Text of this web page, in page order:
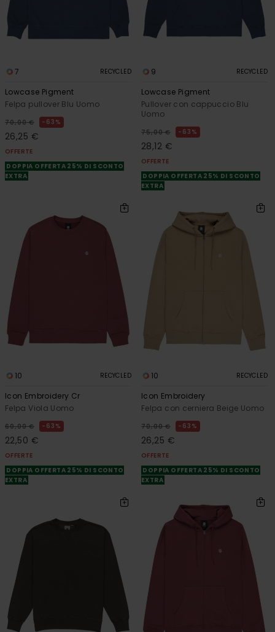
7 RECYCLED
Lowcase Pigment
Felpa pullover Blu Uomo
70,00 € 63%
26,25 €
OFFERTE
DOPPIA OFFERTA 25% DI SCONTO
EXTRA
9 RECYCLED
Lowcase Pigment
Pullover con cappuccio Blu
Uomo
75,00 € 63%
28,12 €
OFFERTE
DOPPIA OFFERTA 25% DI SCONTO
EXTRA
10 RECYCLED
Icon Embroidery Cr
Felpa Viola Uomo
60,00 € 63%
22,50 €
OFFERTE
DOPPIA OFFERTA 25% DI SCONTO
EXTRA
10 RECYCLED
Icon Embroidery
Felpa con cerniera Beige Uomo
70,00 € 63%
26,25 €
OFFERTE
DOPPIA OFFERTA 25% DI SCONTO
EXTRA